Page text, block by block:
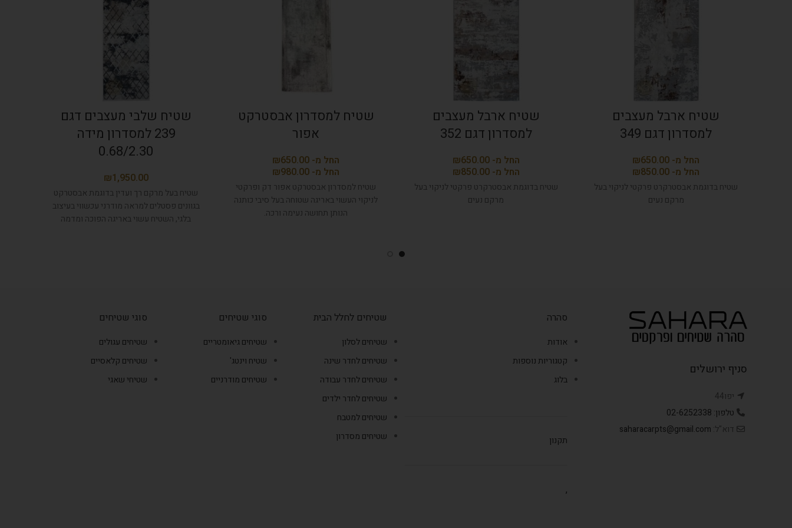
שטיח ארבל מעצבים
למסדרון דגם 349
₪
₪
שטיח בדוגמת אבסטרקרט פרקטי לניקוי בעל
מרקם נעים
שטיח ארבל מעצבים
למסדרון דגם 352
₪
₪
שטיח בדוגמת אבסטרקרט פרקטי לניקוי בעל
מרקם נעים
שטיח למסדרון אבסטרקט
אפור
₪
₪
שטיח למסדרון אבסטרקט אפור דק ופרקטי
לניקוי העשוי באריגה שטוחה בעל סיבי כותנה
הנותן תחושה נעימה ורכה.
שטיח שלבי מעצבים דגם
239 למסדרון מידה
0.68/2.30
₪
שטיח בעל מרקם רך ועדין בדוגמת אבסטרקט
בגוונים פסטלים למראה מודרני עכשווי בעיצוב
בלגי, השטיח עשוי באריגה הפוכה ומדמה
סניף ירושלים
יפו44
טלפון: 02-6252338
דוא"ל: saharacarpts@gmail.com
סהרה
אודות
קטגוריות נוספות
בלוג
תקנון
,
שטיחים לחלל הבית
שטיחים לסלון
שטיחים לחדר שינה
שטיחים לחדר עבודה
שטיחים לחדר ילדים
שטיחים למטבח
שטיחים מסדרון
סוגי שטיחים
שטיחים גיאומטריים
שטיח וינטג'
שטיחים מודרניים
סוגי שטיחים
שטיחים עגולים
שטיחים קלאסיים
שטיחי שאגי